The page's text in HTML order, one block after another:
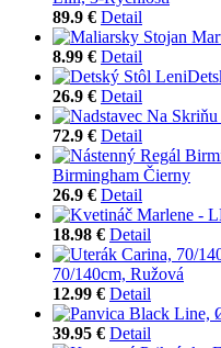
89.9 € Detail
8.99 € Detail
26.9 € Detail
72.9 € Detail
Birmingham Čierny
26.9 € Detail
18.98 € Detail
70/140cm, Ružová
12.99 € Detail
39.95 € Detail